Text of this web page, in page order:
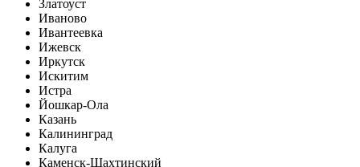
Златоуст
Иваново
Ивантеевка
Ижевск
Иркутск
Искитим
Истра
Йошкар-Ола
Казань
Калининград
Калуга
Каменск-Шахтинский